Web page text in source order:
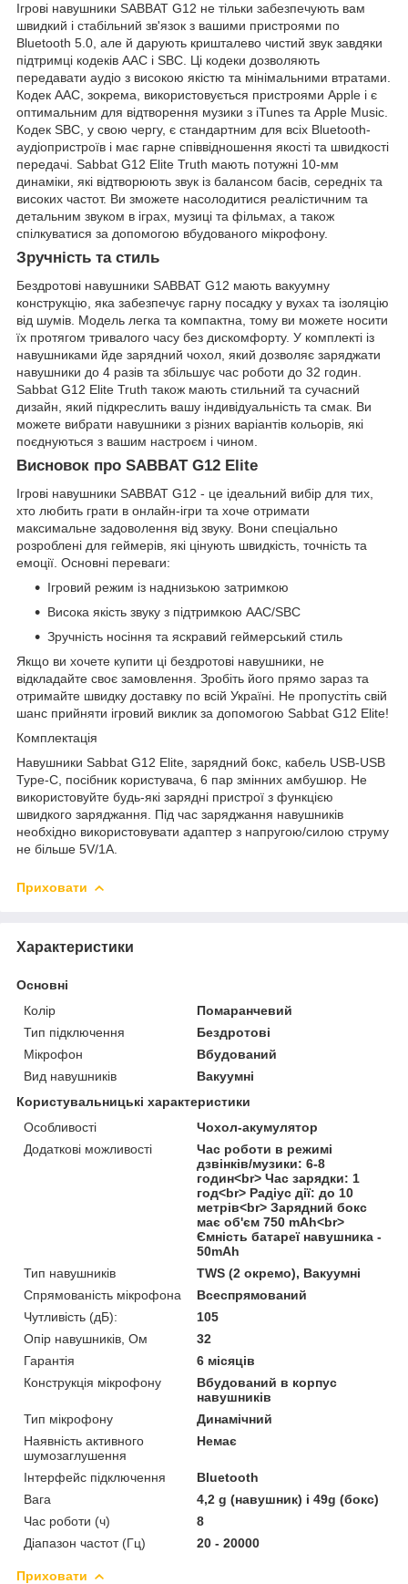
Ігрові навушники SABBAT G12 не тільки забезпечують вам
швидкий і стабільний зв'язок з вашими пристроями по
Bluetooth 5.0, але й дарують кришталево чистий звук завдяки
підтримці кодеків AAC і SBC. Ці кодеки дозволяють
передавати аудіо з високою якістю та мінімальними втратами.
Кодек AAC, зокрема, використовується пристроями Apple і є
оптимальним для відтворення музики з iTunes та Apple Music.
Кодек SBC, у свою чергу, є стандартним для всіх Bluetooth-
аудіопристроїв і має гарне співвідношення якості та швидкості
передачі. Sabbat G12 Elite Truth мають потужні 10-мм
динаміки, які відтворюють звук із балансом басів, середніх та
високих частот. Ви зможете насолодитися реалістичним та
детальним звуком в іграх, музиці та фільмах, а також
спілкуватися за допомогою вбудованого мікрофону.
Зручність та стиль
Бездротові навушники SABBAT G12 мають вакуумну
конструкцію, яка забезпечує гарну посадку у вухах та ізоляцію
від шумів. Модель легка та компактна, тому ви можете носити
їх протягом тривалого часу без дискомфорту. У комплекті із
навушниками йде зарядний чохол, який дозволяє заряджати
навушники до 4 разів та збільшує час роботи до 32 годин.
Sabbat G12 Elite Truth також мають стильний та сучасний
дизайн, який підкреслить вашу індивідуальність та смак. Ви
можете вибрати навушники з різних варіантів кольорів, які
поєднуються з вашим настроєм і чином.
Висновок про SABBAT G12 Elite
Ігрові навушники SABBAT G12 - це ідеальний вибір для тих,
хто любить грати в онлайн-ігри та хоче отримати
максимальне задоволення від звуку. Вони спеціально
розроблені для геймерів, які цінують швидкість, точність та
емоції. Основні переваги:
Ігровий режим із наднизькою затримкою
Висока якість звуку з підтримкою AAC/SBC
Зручність носіння та яскравий геймерський стиль
Якщо ви хочете купити ці бездротові навушники, не
відкладайте своє замовлення. Зробіть його прямо зараз та
отримайте швидку доставку по всій Україні. Не пропустіть свій
шанс прийняти ігровий виклик за допомогою Sabbat G12 Elite!
Комплектація
Навушники Sabbat G12 Elite, зарядний бокс, кабель USB-USB
Type-C, посібник користувача, 6 пар змінних амбушюр. Не
використовуйте будь-які зарядні пристрої з функцією
швидкого заряджання. Під час заряджання навушників
необхідно використовувати адаптер з напругою/силою струму
не більше 5V/1A.
Приховати
Характеристики
Основні
Колір
Помаранчевий
Тип підключення
Бездротові
Мікрофон
Вбудований
Вид навушників
Вакуумні
Користувальницькі характеристики
Особливості
Чохол-акумулятор
Додаткові можливості
Час роботи в режимі
дзвінків/музики: 6-8
годин<br> Час зарядки: 1
год<br> Радіус дії: до 10
метрів<br> Зарядний бокс
має об'єм 750 mAh<br>
Ємність батареї навушника -
50mAh
Тип навушників
TWS (2 окремо), Вакуумні
Спрямованість мікрофона
Всеспрямований
Чутливість (дБ):
105
Опір навушників, Ом
32
Гарантія
6 місяців
Конструкція мікрофону
Вбудований в корпус
навушників
Тип мікрофону
Динамічний
Наявність активного
шумозаглушення
Немає
Інтерфейс підключення
Bluetooth
Вага
4,2 g (навушник) і 49g (бокс)
Час роботи (ч)
8
Діапазон частот (Гц)
20 - 20000
Приховати